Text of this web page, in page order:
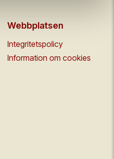
Webbplatsen
Integritetspolicy
Information om cookies